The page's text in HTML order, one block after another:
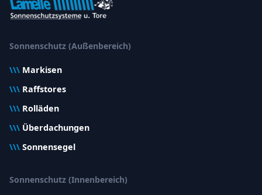
Sonnenschutz (Außenbereich)
\\\ Markisen
\\\ Raffstores
\\\ Rolläden
\\\ Überdachungen
\\\ Sonnensegel
Sonnenschutz (Innenbereich)